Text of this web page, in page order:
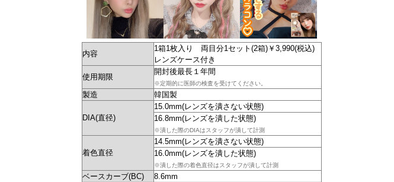
内容
1箱1枚入り 両目分1セット(2箱)￥3,990(税込)
レンズケース付き
使用期限
開封後最長１年間
※定期的に医師の検査を受けてください。
製造 韓国製
DIA(直径)
15.0mm(レンズを潰さない状態)
16.8mm(レンズを潰した状態)
※潰した際のDIAはスタッフが潰して計測
着色直径
14.5mm(レンズを潰さない状態)
16.0mm(レンズを潰した状態)
※潰した際の着色直径はスタッフが潰して計測
ベースカーブ(BC)
8.6mm